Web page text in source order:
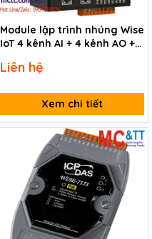
Module lập trình nhúng Wise
IoT 4 kênh AI + 4 kênh AO + 4
CR
Liên hệ
Xem chi tiết